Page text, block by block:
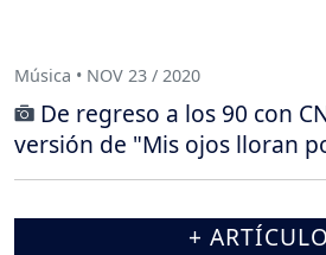
Música • NOV 23 / 2020
De regreso a los 90 con
versión de "Mis ojos lloran
+